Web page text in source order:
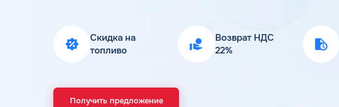
Скидка на
топливо
Возврат НДС
22%
Получить предложение